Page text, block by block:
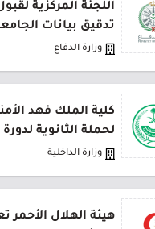
اللجنة المركزية
تدقيق بيانات
وزارة الدفاع
كلية الملك فهد
لحملة الثانوية لدورة
وزارة الداخلية
هيئة الهلال